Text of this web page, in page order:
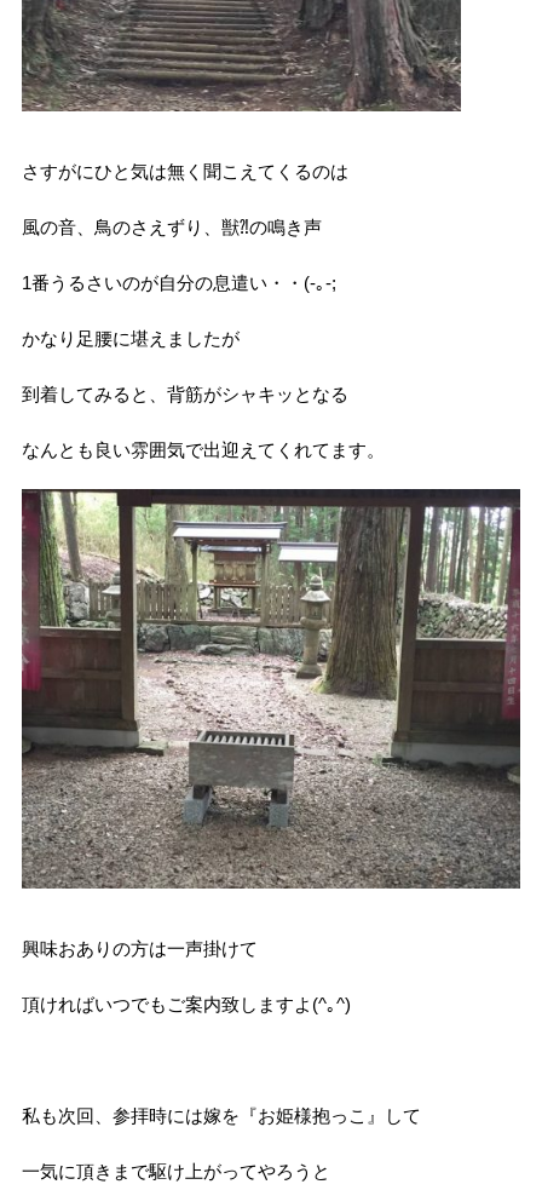
さすがにひと気は無く聞こえてくるのは
風の音、鳥のさえずり、獣⁈の鳴き声
1番うるさいのが自分の息遣い・・(-｡-;
かなり足腰に堪えましたが
到着してみると、背筋がシャキッとなる
なんとも良い雰囲気で出迎えてくれてます。
興味おありの方は一声掛けて
頂ければいつでもご案内致しますよ(^｡^)
私も次回、参拝時には嫁を『お姫様抱っこ』して
一気に頂きまで駆け上がってやろうと